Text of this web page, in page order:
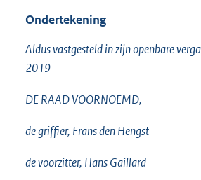
Ondertekening
Aldus vastgesteld in zijn openbare
2019
DE RAAD VOORNOEMD,
de griffier, Frans den Hengst
de voorzitter, Hans Gaillard